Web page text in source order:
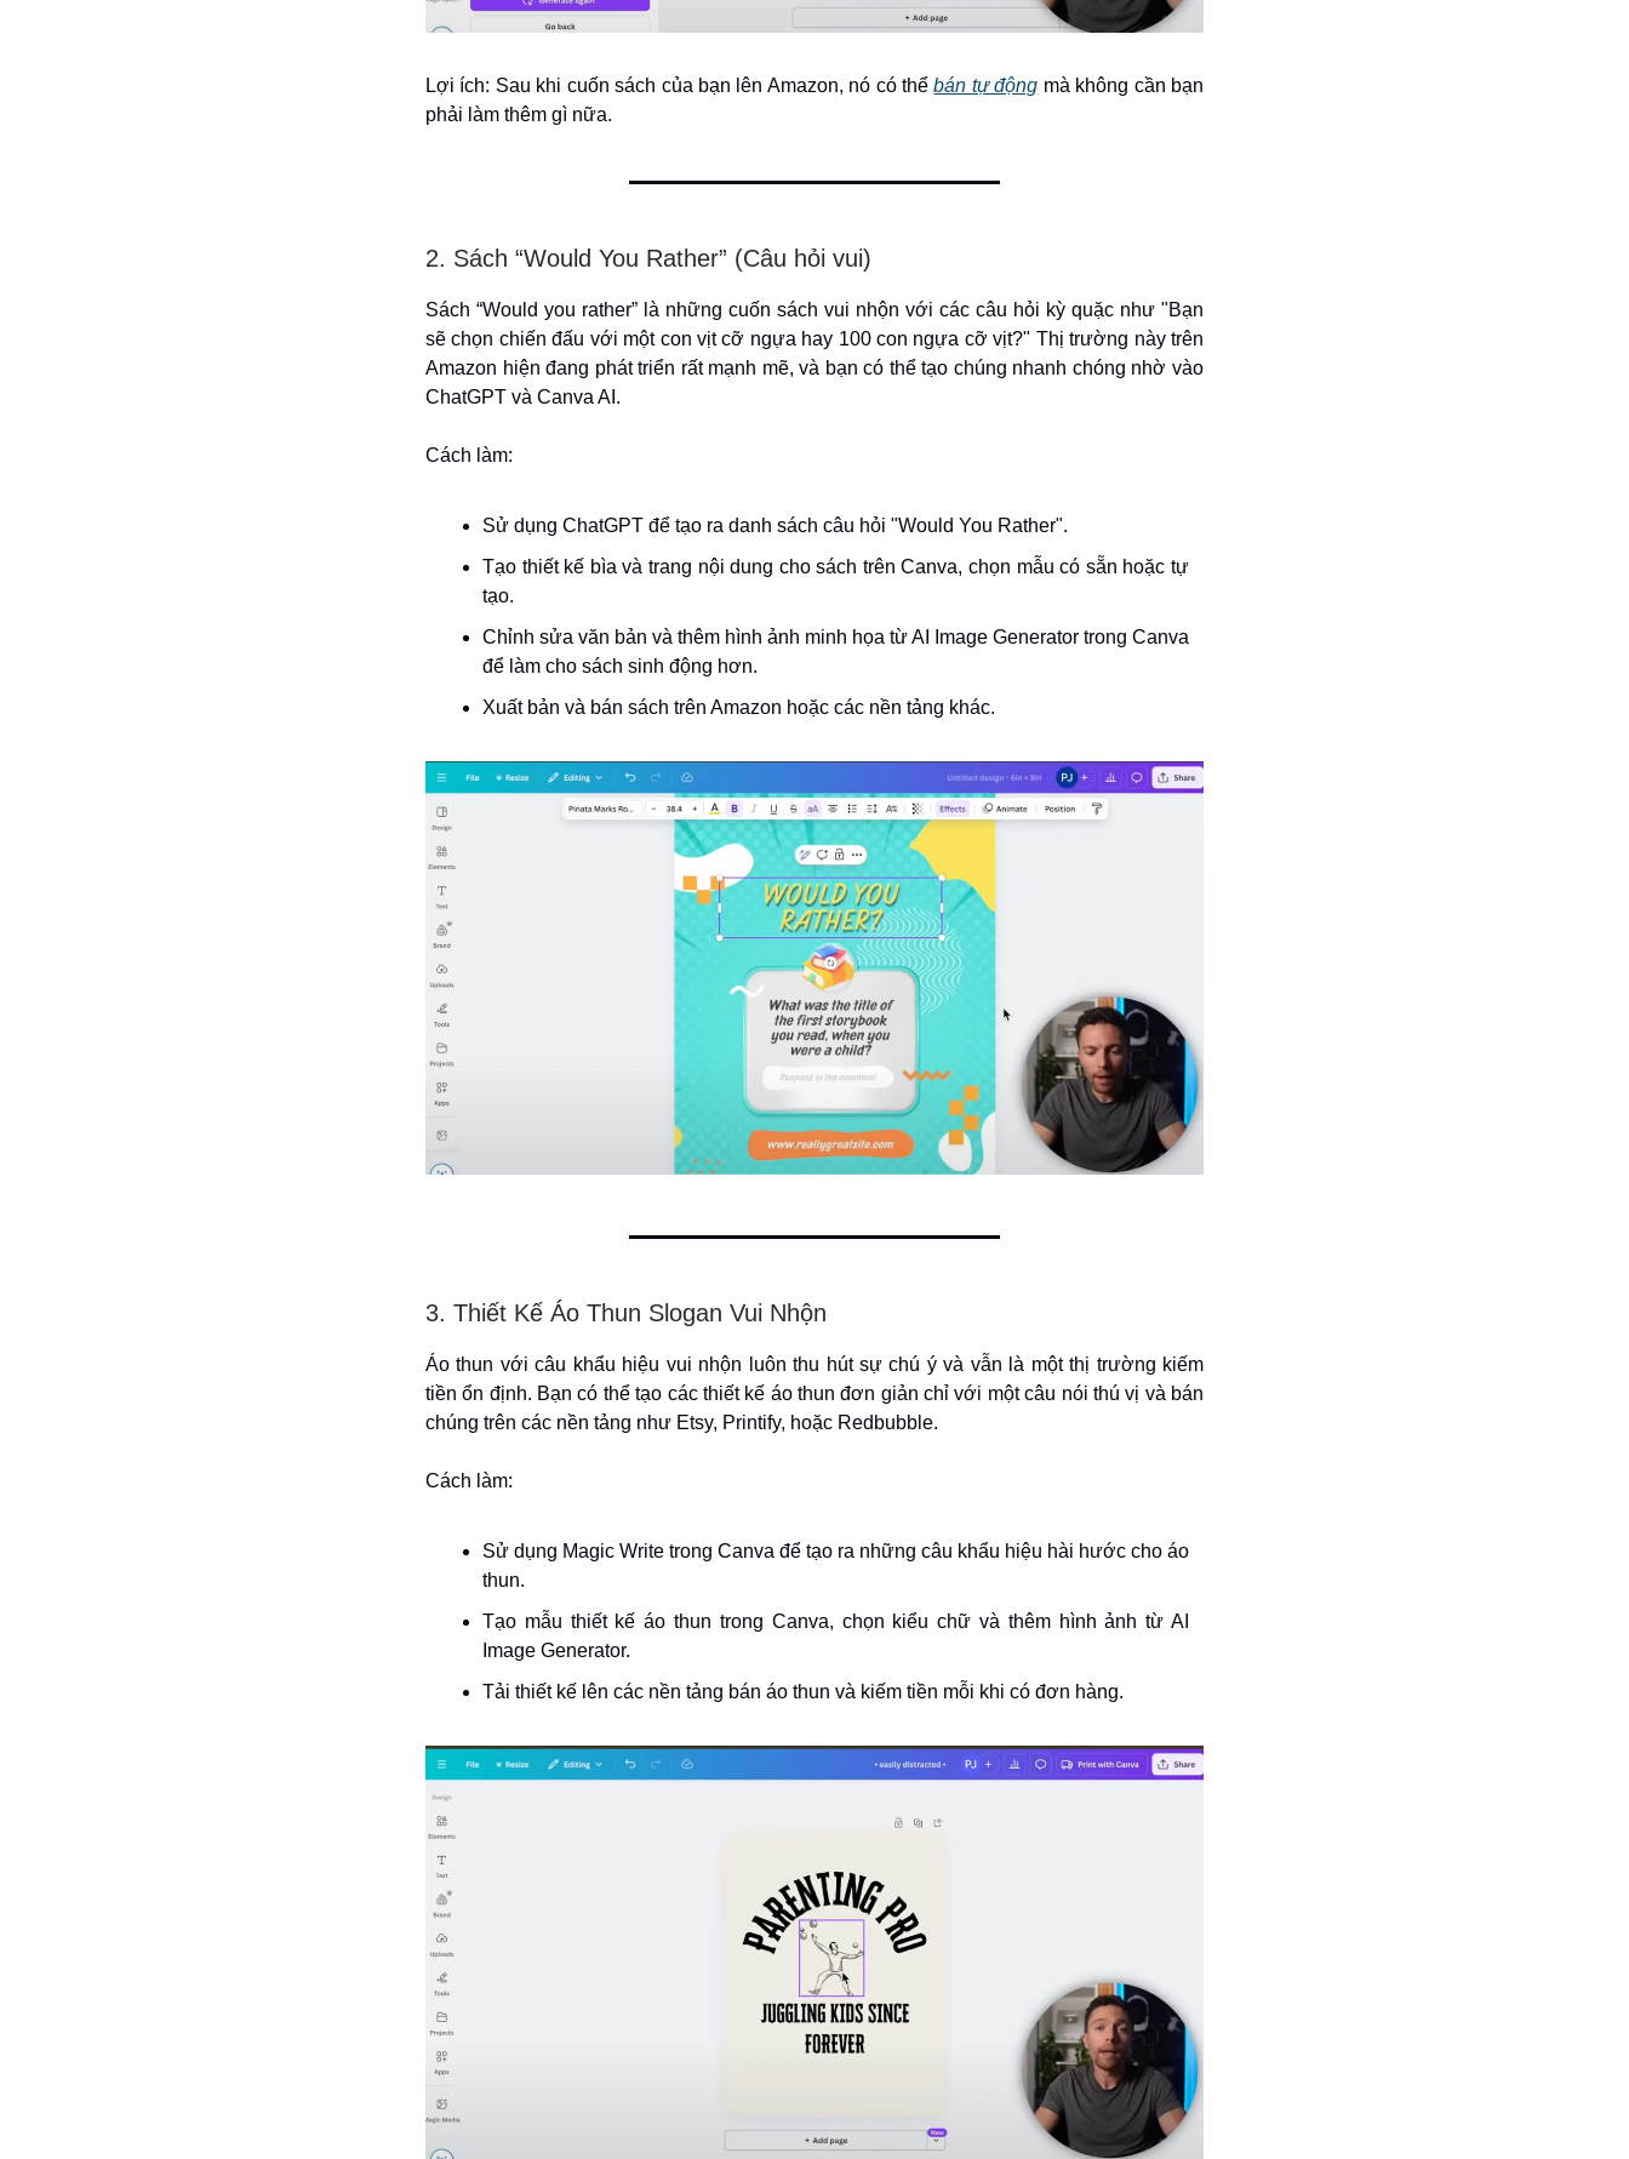
Lợi ích: Sau khi cuốn sách của bạn lên Amazon, nó có thểbán tự động mà không cần bạn
phải làm thêm gì nữa.
2. Sách “Would You Rather” (Câu hỏi vui)
Sách “Would you rather” là những cuốn sách vui nhộn với các câu hỏi kỳ quặc như "Bạn
sẽ chọn chiến đấu với một con vịt cỡ ngựa hay 100 con ngựa cỡ vịt?" Thị trường này trên
Amazon hiện đang phát triển rất mạnh mẽ, và bạn có thể tạo chúng nhanh chóng nhờ vào
ChatGPT và Canva AI.
Cách làm:
Sử dụng ChatGPT để tạo ra danh sách câu hỏi "Would You Rather".
Tạo thiết kế bìa và trang nội dung cho sách trên Canva, chọn mẫu có sẵn hoặc tự
tạo.
Chỉnh sửa văn bản và thêm hình ảnh minh họa từ AI Image Generator trong Canva
để làm cho sách sinh động hơn.
Xuất bản và bán sách trên Amazon hoặc các nền tảng khác.
3. Thiết Kế Áo Thun Slogan Vui Nhộn
Áo thun với câu khẩu hiệu vui nhộn luôn thu hút sự chú ý và vẫn là một thị trường kiếm
tiền ổn định. Bạn có thể tạo các thiết kế áo thun đơn giản chỉ với một câu nói thú vị và bán
chúng trên các nền tảng như Etsy, Printify, hoặc Redbubble.
Cách làm:
Sử dụng Magic Write trong Canva để tạo ra những câu khẩu hiệu hài hước cho áo
thun.
Tạo mẫu thiết kế áo thun trong Canva, chọn kiểu chữ và thêm hình ảnh từ AI
Image Generator.
Tải thiết kế lên các nền tảng bán áo thun và kiếm tiền mỗi khi có đơn hàng.